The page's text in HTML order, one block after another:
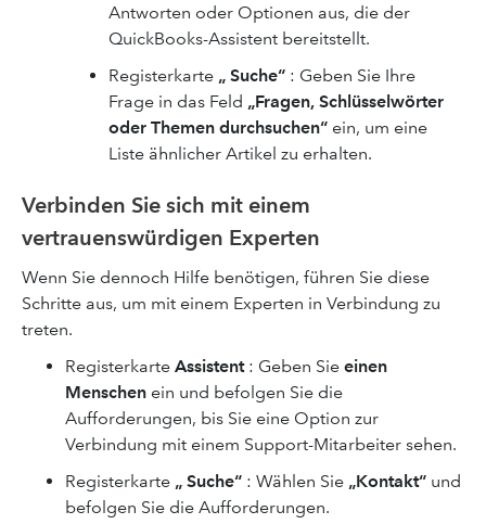
Antworten oder Optionen aus, die der
QuickBooks-Assistent bereitstellt.
Registerkarte „ Suche“ : Geben Sie Ihre
Frage in das Feld „Fragen, Schlüsselwörter
oder Themen durchsuchen“ ein, um eine
Liste ähnlicher Artikel zu erhalten.
Verbinden Sie sich mit einem
vertrauenswürdigen Experten
Wenn Sie dennoch Hilfe benötigen, führen Sie diese
Schritte aus, um mit einem Experten in Verbindung zu
treten.
Registerkarte Assistent: Geben Sie einen
Menschen ein und befolgen Sie die
Aufforderungen, bis Sie eine Option zur
Verbindung mit einem Support-Mitarbeiter sehen.
Registerkarte „ Suche“ : Wählen Sie „Kontakt“ und
befolgen Sie die Aufforderungen.